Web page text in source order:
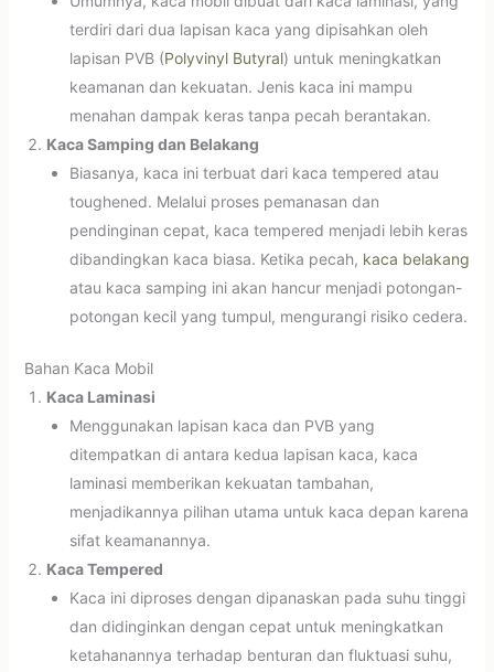
terdiri dari dua lapisan kaca yang dipisahkan oleh
lapisan PVB (Polyvinyl Butyral) untuk meningkatkan
keamanan dan kekuatan. Jenis kaca ini mampu
menahan dampak keras tanpa pecah berantakan.
Kaca Samping dan Belakang
Biasanya, kaca ini terbuat dari kaca tempered atau
toughened. Melalui proses pemanasan dan
pendinginan cepat, kaca tempered menjadi lebih keras
dibandingkan kaca biasa. Ketika pecah, kaca belakang
atau kaca samping ini akan hancur menjadi potongan-
potongan kecil yang tumpul, mengurangi risiko cedera.
Bahan Kaca Mobil
Kaca Laminasi
Menggunakan lapisan kaca dan PVB yang
ditempatkan di antara kedua lapisan kaca, kaca
laminasi memberikan kekuatan tambahan,
menjadikannya pilihan utama untuk kaca depan karena
sifat keamanannya.
Kaca Tempered
Kaca ini diproses dengan dipanaskan pada suhu tinggi
dan didinginkan dengan cepat untuk meningkatkan
ketahanannya terhadap benturan dan fluktuasi suhu,